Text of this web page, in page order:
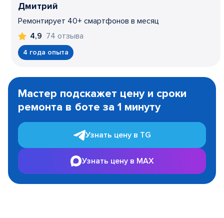
Дмитрий
Ремонтирует 40+ смартфонов в месяц
4,9 74 отзыва
4 года опыта
1
Мастер подскажет цену и сроки
ремонта в боте за 1 минуту
Узнать цену в TG
Узнать цену в MAX